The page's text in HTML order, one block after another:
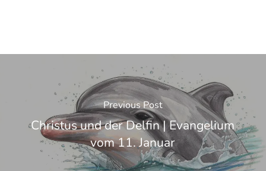
Previous Post
Christus und der Delfin | Evangelium
vom 11. Januar